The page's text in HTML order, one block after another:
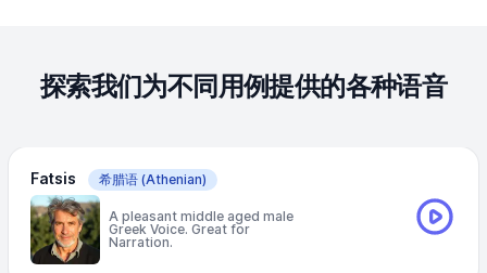
探索我们为不同用例提供的各种语音
Fatsis 希腊语 (Athenian)
A pleasant middle aged male
Greek Voice. Great for
Narration.